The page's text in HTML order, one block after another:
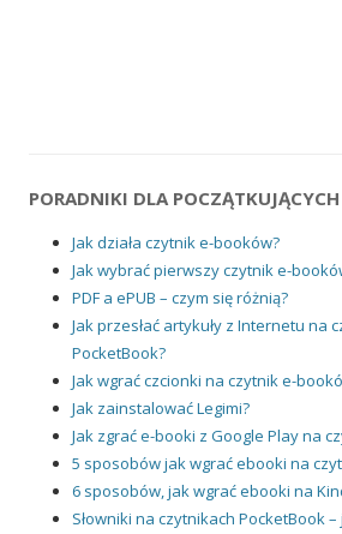
PORADNIKI DLA POCZĄTKUJĄCYCH
Jak działa czytnik e-booków?
Jak wybrać pierwszy czytnik e-
PDF a ePUB – czym się różnią?
Jak przesłać artykuły z Internetu na
PocketBook?
Jak wgrać czcionki na czytnik e-
Jak zainstalować Legimi?
Jak zgrać e-booki z Google Play na
5 sposobów jak wgrać ebooki na
6 sposobów, jak wgrać ebooki na
Słowniki na czytnikach PocketBook